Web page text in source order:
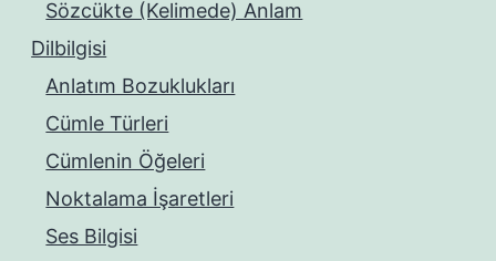
Sözcükte (Kelimede) Anlam
Dilbilgisi
Anlatım Bozuklukları
Cümle Türleri
Cümlenin Öğeleri
Noktalama İşaretleri
Ses Bilgisi